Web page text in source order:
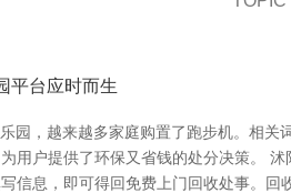
平台应时而生
园，越来越多家庭购置了跑步机。相
用户提供了环保又省钱的处分决策。
信息，即可得回免费上门回收处事。